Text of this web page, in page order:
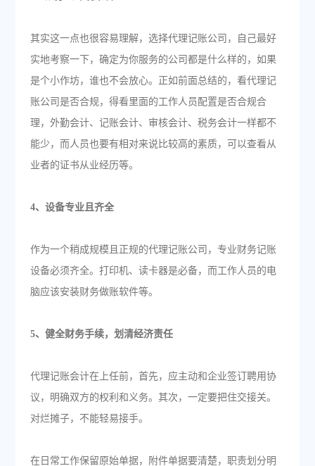
其实这一点也很容易理解，选择代理记账公司，自己最好
实地考察一下，确定为你服务的公司都是什么样的，如果
是个小作坊，谁也不会放心。正如前面总结的，看代理记
账公司是否合规，得看里面的工作人员配置是否合规合
理，外勤会计、记账会计、审核会计、税务会计一样都不
能少，而人员也要有相对来说比较高的素质，可以查看从
业者的证书从业经历等。
4、设备专业且齐全
作为一个稍成规模且正规的代理记账公司，专业财务记账
设备必须齐全。打印机、读卡器是必备，而工作人员的电
脑应该安装财务做账软件等。
5、健全财务手续，划清经济责任
代理记账会计在上任前，首先，应主动和企业签订聘用协
议，明确双方的权利和义务。其次，一定要把住交接关。
对烂摊子，不能轻易接手。
在日常工作保留原始单据，附件单据要清楚，职责划分明